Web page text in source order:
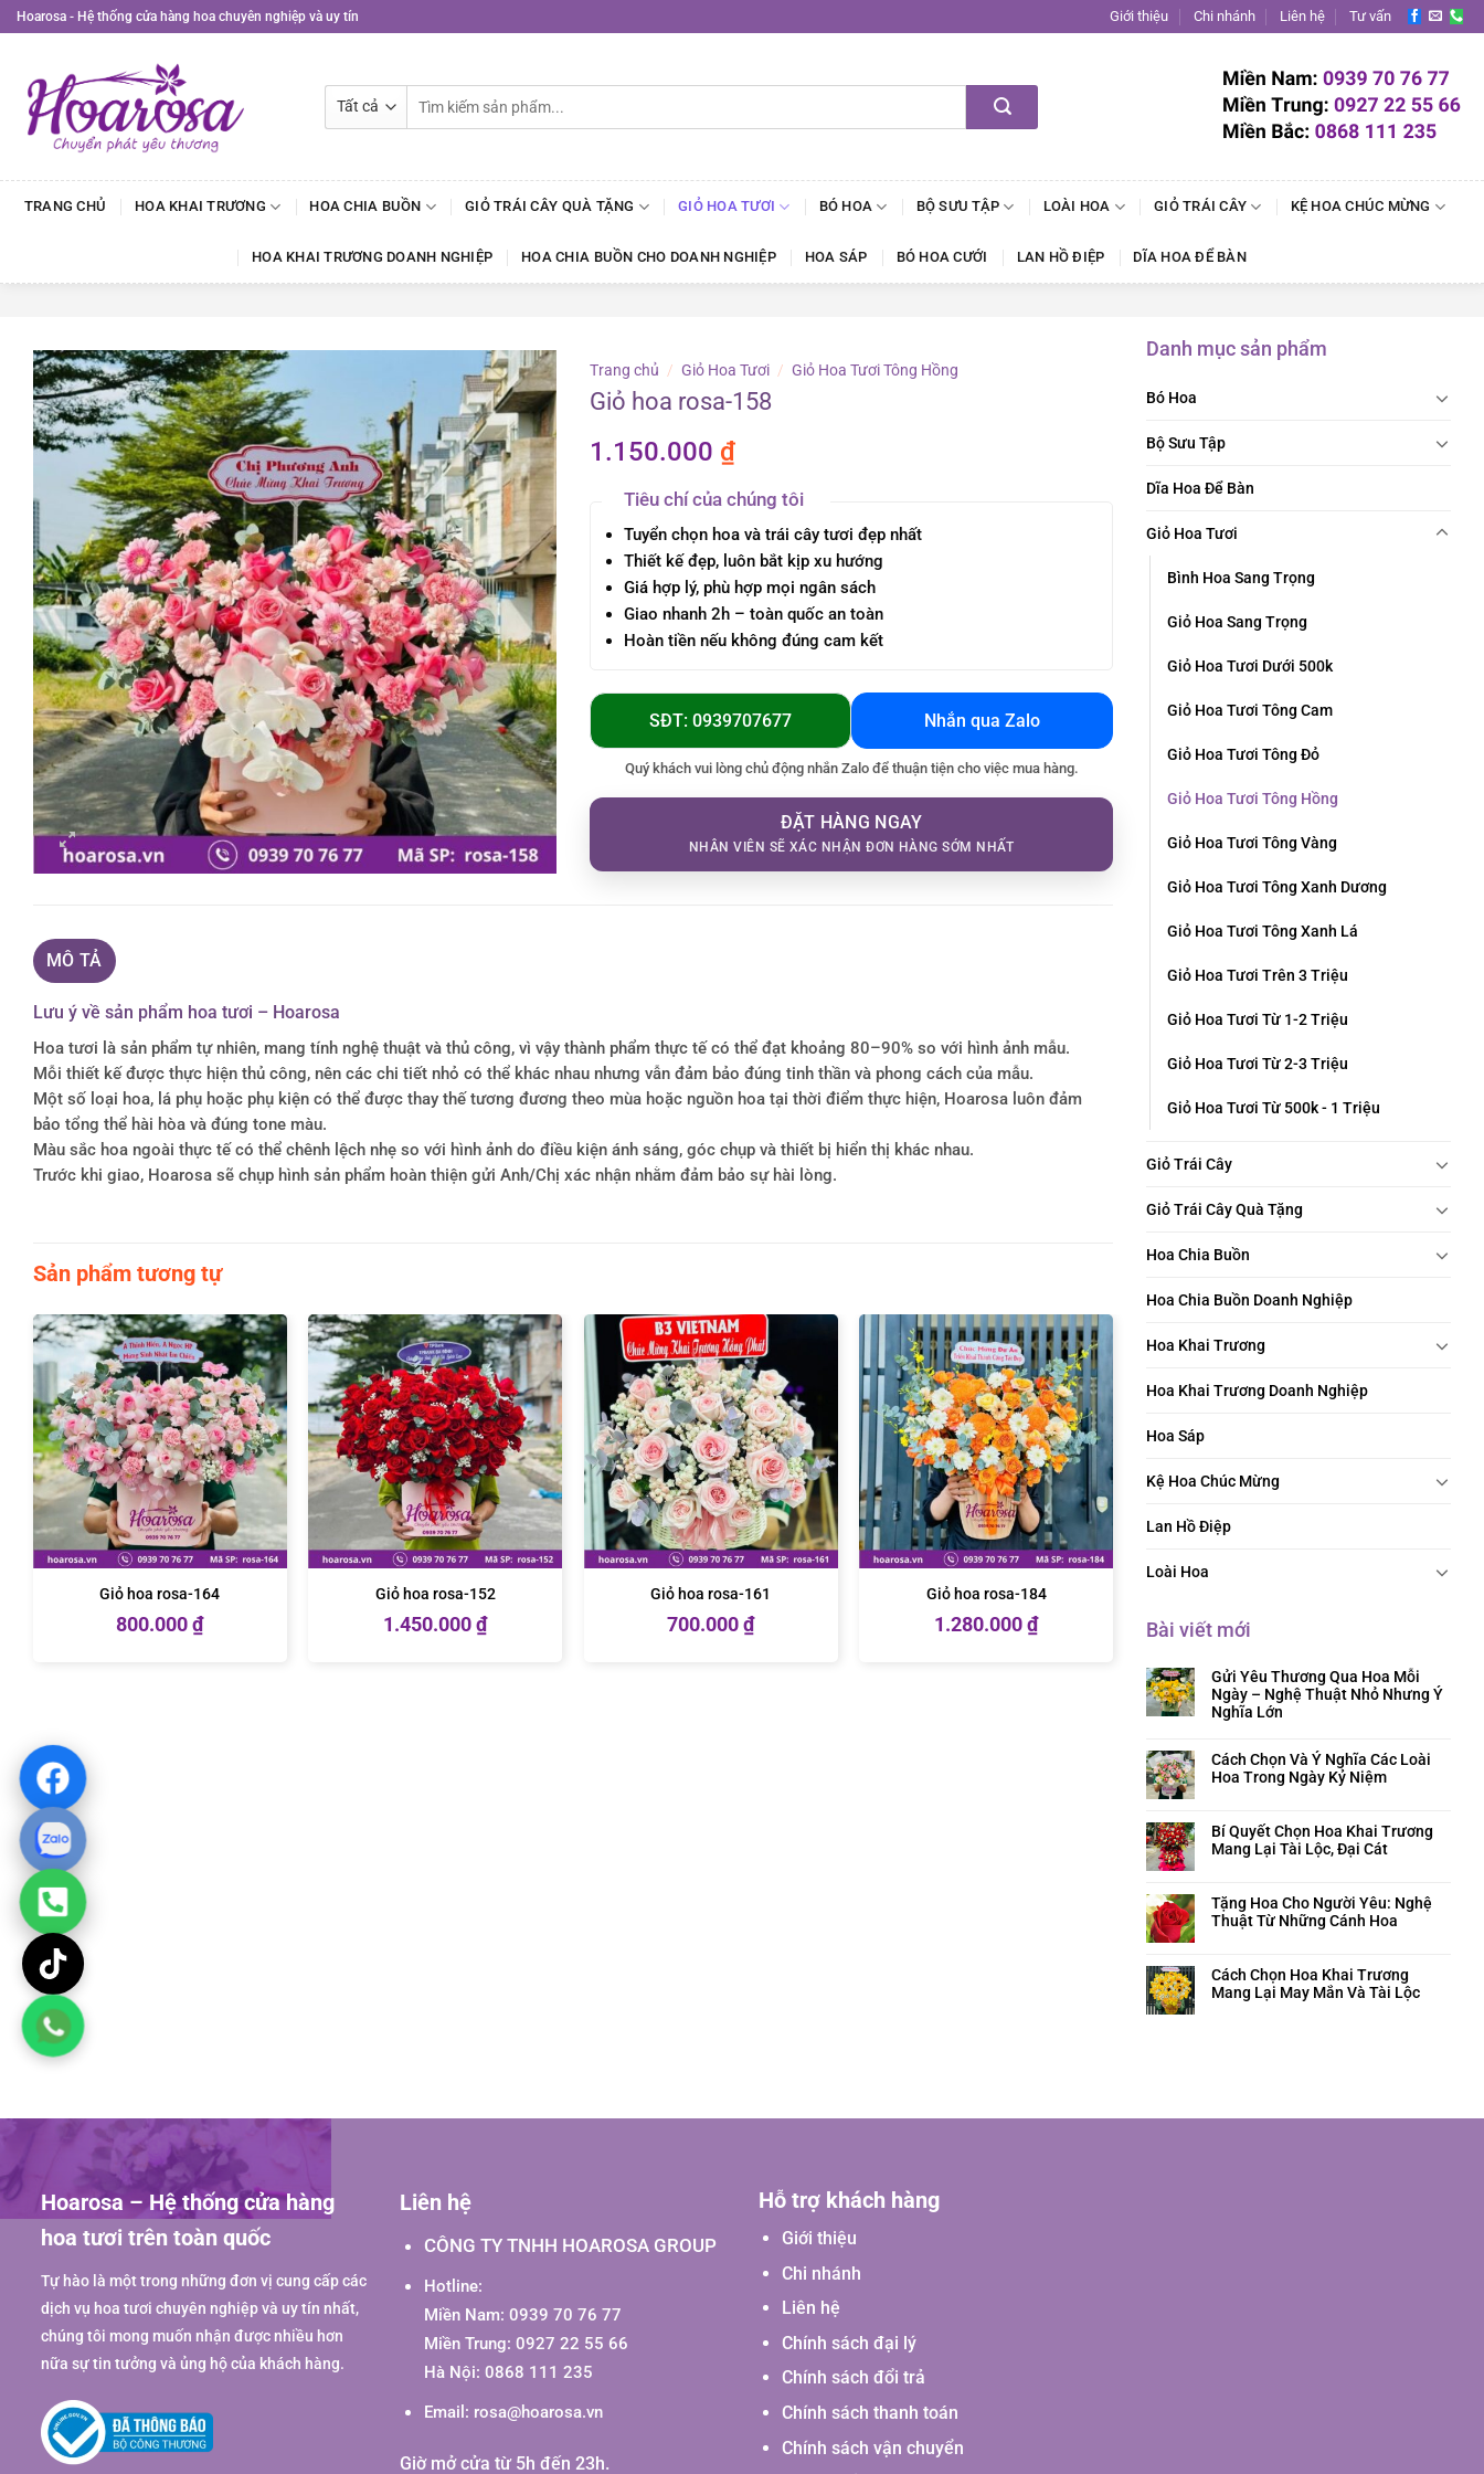
Bỏ
qua
dung
Hoarosa - Hệ thống cửa hàng hoa chuyên nghiệp và uy tín Giới thiệu Chi nhánh Liên hệ Tư vấn
kiếm:
TRANG CHỦ HOA KHAI TRƯƠNG HOA CHIA BUỒN GIỎ TRÁI CÂY QUÀ TẶNG GIỎ HOA TƯƠI BÓ HOA BỘ SƯU TẬP LOÀI HOA GIỎ TRÁI CÂY KỆ HOA CHÚC MỪNG
HOA KHAI TRƯƠNG DOANH NGHIỆP HOA CHIA BUỒN CHO DOANH NGHIỆP HOA SÁP BÓ HOA CƯỚI LAN HỒ ĐIỆP DĨA HOA ĐỂ BÀN
Danh mục sản phẩm
Bó Hoa
Bộ Sưu Tập
Dĩa Hoa Để Bàn
Giỏ Hoa Tươi
Bình Hoa Sang Trọng
Giỏ Hoa Sang Trọng
Giỏ Hoa Tươi Dưới 500k
Giỏ Hoa Tươi Tông Cam
Giỏ Hoa Tươi Tông Đỏ
Giỏ Hoa Tươi Tông Hồng
Giỏ Hoa Tươi Tông Vàng
Giỏ Hoa Tươi Tông Xanh Dương
Giỏ Hoa Tươi Tông Xanh Lá
Giỏ Hoa Tươi Trên 3 Triệu
Giỏ Hoa Tươi Từ 1-2 Triệu
Giỏ Hoa Tươi Từ 2-3 Triệu
Giỏ Hoa Tươi Từ 500k - 1 Triệu
Giỏ Trái Cây
Giỏ Trái Cây Quà Tặng
Hoa Chia Buồn
Hoa Chia Buồn Doanh Nghiệp
Hoa Khai Trương
Hoa Khai Trương Doanh Nghiệp
Hoa Sáp
Kệ Hoa Chúc Mừng
Lan Hồ Điệp
Loài Hoa
Bài viết mới
Gửi Yêu Thương Qua Hoa Mỗi
Ngày – Nghệ Thuật Nhỏ Nhưng Ý
Nghĩa Lớn
Cách Chọn Và Ý Nghĩa Các Loài
Hoa Trong Ngày Kỷ Niệm
Bí Quyết Chọn Hoa Khai Trương
Mang Lại Tài Lộc, Đại Cát
Tặng Hoa Cho Người Yêu: Nghệ
Thuật Từ Những Cánh Hoa
Cách Chọn Hoa Khai Trương
Mang Lại May Mắn Và Tài Lộc
Trang chủ / Giỏ Hoa Tươi / Giỏ Hoa Tươi Tông Hồng
Giỏ hoa rosa-158
1.150.000 ₫
Tiêu chí của chúng tôi
Tuyển chọn hoa và trái cây tươi đẹp nhất
Thiết kế đẹp, luôn bắt kịp xu hướng
Giá hợp lý, phù hợp mọi ngân sách
Giao nhanh 2h – toàn quốc an toàn
Hoàn tiền nếu không đúng cam kết
SĐT: 0939707677 Nhắn qua Zalo
Quý khách vui lòng chủ động nhắn Zalo để thuận tiện cho việc mua hàng.
ĐẶT HÀNG NGAY
NHÂN VIÊN SẼ XÁC NHẬN ĐƠN HÀNG SỚM NHẤT
MÔ TẢ
Lưu ý về sản phẩm hoa tươi – Hoarosa
Hoa tươi là sản phẩm tự nhiên, mang tính nghệ thuật và thủ công, vì vậy thành phẩm thực tế có thể đạt khoảng 80–90% so với hình ảnh mẫu.
Mỗi thiết kế được thực hiện thủ công, nên các chi tiết nhỏ có thể khác nhau nhưng vẫn đảm bảo đúng tinh thần và phong cách của mẫu.
Một số loại hoa, lá phụ hoặc phụ kiện có thể được thay thế tương đương theo mùa hoặc nguồn hoa tại thời điểm thực hiện, Hoarosa luôn đảm
bảo tổng thể hài hòa và đúng tone màu.
Màu sắc hoa ngoài thực tế có thể chênh lệch nhẹ so với hình ảnh do điều kiện ánh sáng, góc chụp và thiết bị hiển thị khác nhau.
Trước khi giao, Hoarosa sẽ chụp hình sản phẩm hoàn thiện gửi Anh/Chị xác nhận nhằm đảm bảo sự hài lòng.
Sản phẩm tương tự
Giỏ hoa rosa-164
800.000₫
Giỏ hoa rosa-152
1.450.000₫
Giỏ hoa rosa-161
700.000₫
Giỏ hoa rosa-184
1.280.000₫
Hoarosa – Hệ thống cửa hàng
hoa tươi trên toàn quốc
Tự hào là một trong những đơn vị cung cấp các
dịch vụ hoa tươi chuyên nghiệp và uy tín nhất,
chúng tôi mong muốn nhận được nhiều hơn
nữa sự tin tưởng và ủng hộ của khách hàng.
Liên hệ
CÔNG TY TNHH HOAROSA GROUP
Hotline:
Miền Nam: 0939 70 76 77
Miền Trung: 0927 22 55 66
Hà Nội: 0868 111 235
Email: rosa@hoarosa.vn
Giờ mở cửa từ 5h đến 23h.
Hỗ trợ khách hàng
Giới thiệu
Chi nhánh
Liên hệ
Chính sách đại lý
Chính sách đổi trả
Chính sách thanh toán
Chính sách vận chuyển